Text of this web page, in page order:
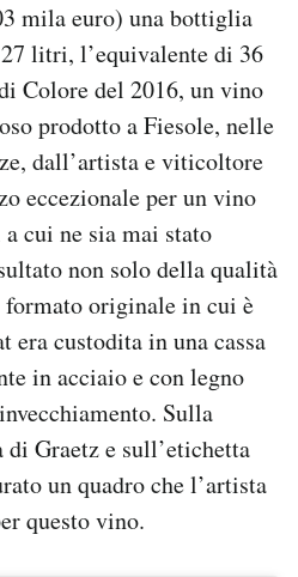
mila euro) una bottiglia
litri, l’equivalente di 36
Colore del 2016, un vino
prodotto a Fiesole, nelle
dall’artista e viticoltore
eccezionale per un vino
cui ne sia mai stato
non solo della qualità
originale in cui è
era custodita in una cassa
in acciaio e con legno
Sulla
Graetz e sull’etichetta
un quadro che l’artista
questo vino.